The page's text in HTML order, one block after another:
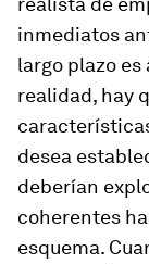
inmediatos
largo plazo
realidad, hay
desea
deberían
coherentes
esquema.